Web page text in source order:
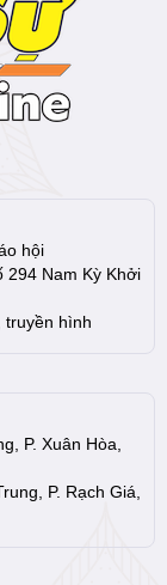
hội
294 Nam Kỳ Khởi
truyền hình
P. Xuân Hòa,
P. Rạch Giá,